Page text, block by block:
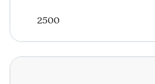
2500